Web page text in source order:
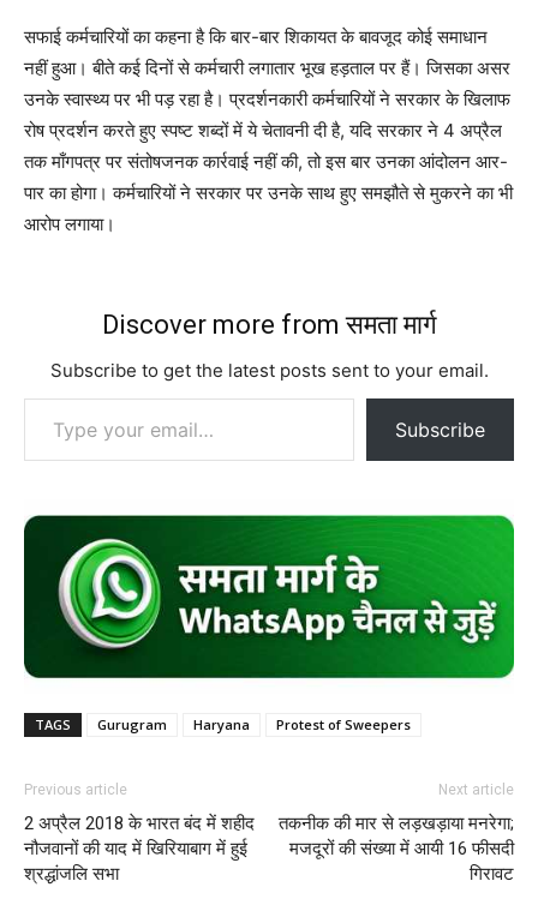
सफाई कर्मचारियों का कहना है कि बार-बार शिकायत के बावजूद कोई समाधान
नहीं हुआ। बीते कई दिनों से कर्मचारी लगातार भूख हड़ताल पर हैं। जिसका असर
उनके स्वास्थ्य पर भी पड़ रहा है। प्रदर्शनकारी कर्मचारियों ने सरकार के खिलाफ
रोष प्रदर्शन करते हुए स्पष्ट शब्दों में ये चेतावनी दी है, यदि सरकार ने 4 अप्रैल
तक माँगपत्र पर संतोषजनक कार्रवाई नहीं की, तो इस बार उनका आंदोलन आर-
पार का होगा। कर्मचारियों ने सरकार पर उनके साथ हुए समझौते से मुकरने का भी
आरोप लगाया।
Discover more from समता मार्ग
Subscribe to get the latest posts sent to your email.
Type your email…
Subscribe
TAGS Gurugram Haryana Protest of Sweepers
Previous article
2 अप्रैल 2018 के भारत बंद में शहीद
नौजवानों की याद में खिरियाबाग में हुई
श्रद्धांजलि सभा
Next article
तकनीक की मार से लड़खड़ाया मनरेगा;
मजदूरों की संख्या में आयी 16 फीसदी
गिरावट